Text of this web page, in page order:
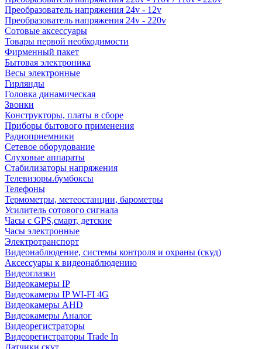
Преобразователь напряжения 24v - 12v
Преобразователь напряжения 24v - 220v
Сотовые аксессуары
Товары первой необходимости
Фирменный пакет
Бытовая электроника
Весы электронные
Гирлянды
Головка динамическая
Звонки
Конструкторы, платы в сборе
Приборы бытового применения
Радиоприемники
Сетевое оборудование
Слуховые аппараты
Стабилизаторы напряжения
Телевизоры.бумбоксы
Телефоны
Термометры, метеостанции, барометры
Усилитель сотового сигнала
Часы с GPS,смарт, детские
Часы электронные
Электротранспорт
Видеонаблюдение, системы контроля и охраны (скуд)
Аксессуары к видеонаблюдению
Видеоглазки
Видеокамеры IP
Видеокамеры IP WI-FI 4G
Видеокамеры AHD
Видеокамеры Аналог
Видеорегистраторы
Видеорегистраторы Trade In
Датчики скут